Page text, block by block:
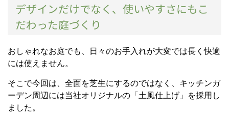
デザインだけでなく、使いやすさにもこ
だわった庭づくり
おしゃれなお庭でも、日々のお手入れが大変では長く快適
には使えません。
そこで今回は、全面を芝生にするのではなく、キッチンガ
ーデン周辺には当社オリジナルの「土風仕上げ」を採用し
ました。